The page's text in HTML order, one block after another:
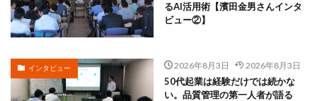
るAI活用術【濱田金男さんインタ
ビュー②】
インタビュー 2026年8月3日 2026年8月3日
50代起業は経験だけでは続かな
い。品質管理の第一人者が語る